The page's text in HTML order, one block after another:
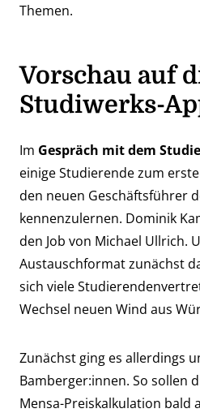
Themen.
Vorschau auf
Studiwerks-
Im Gespräch mit dem
einige Studierende zum
den neuen Geschäftsführer
kennenzulernen. Dominik
den Job von Michael Ullrich.
Austauschformat zunächst
sich viele
Wechsel neuen Wind aus
Zunächst ging es allerdings
Bamberger:innen. So sollen
Mensa-Preiskalkulation bald